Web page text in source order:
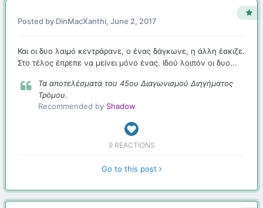
Posted by DinMacXanthi, June 2, 2017
Και οι δυο λαιμό κεντράρανε, ο ένας δάγκωνε, η άλλη έσκιζε.
Στο τέλος έπρεπε να μείνει μόνο ένας. Ιδού λοιπόν οι δυο...
Τα αποτελέσματα του 45ου Διαγωνισμού Διηγήματος
Τρόμου.
Recommended by Shadow
9 REACTIONS
Go to this post